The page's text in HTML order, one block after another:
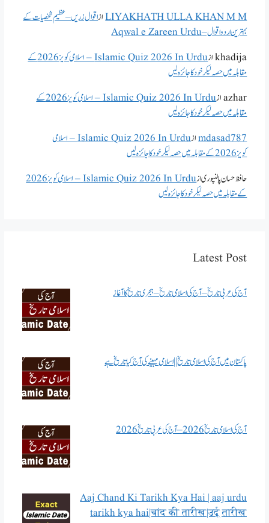
LIYAKHATH ULLA KHAN M Mازاقوال زریں – عظیم شخصیات کے
بہترین اردو اقوال – Aqwal e Zareen Urdu
khadijaاز
Islamic Quiz 2026 In Urdu – اسلامی کویز 2026 کے
مقابلہ میں حصہ لیکر خود کا جائزہ لیں
azharاز
Islamic Quiz 2026 In Urdu – اسلامی کویز 2026 کے
مقابلہ میں حصہ لیکر خود کا جائزہ لیں
mdasad787از
Islamic Quiz 2026 In Urdu – اسلامی
کویز 2026 کے مقابلہ میں حصہ لیکر خود کا جائزہ لیں
حافظ حسان پالنپوریاز
Islamic Quiz 2026 In Urdu – اسلامی کویز 2026
کے مقابلہ میں حصہ لیکر خود کا جائزہ لیں
Latest Post
آج کی عربی تاریخ – آج کی اسلامی تاریخ – ہجری تاریخ کا آغاز
پاکستان میں آج کی اسلامی تاریخ || اسلامی مہینے کی آج کیا تاریخ ہے
آج کی اسلامی تاریخ 2026 – آج کی عربی تاریخ 2026
Aaj Chand Ki Tarikh Kya Hai | aaj urdu
tarikh kya hai|चांद की तारीख|उर्दू तारीख